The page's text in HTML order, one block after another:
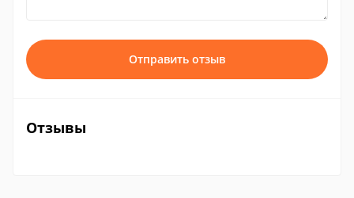
Отправить отзыв
Отзывы